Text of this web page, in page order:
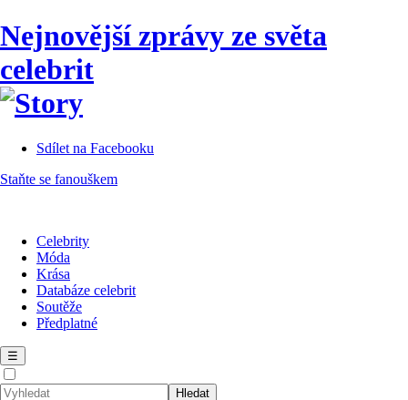
Nejnovější zprávy ze světa
celebrit
Sdílet na Facebooku
Staňte se fanouškem
Celebrity
Móda
Krása
Databáze celebrit
Soutěže
Předplatné
☰